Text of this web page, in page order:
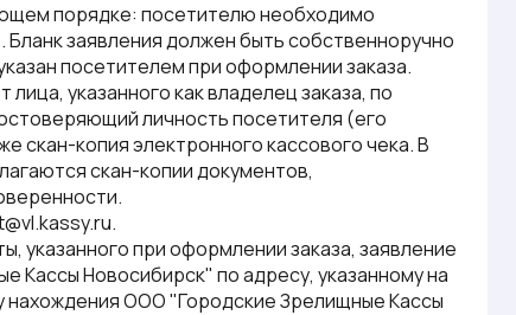
порядке: посетителю необходимо
. Бланк заявления должен быть собственноручно
посетителем при оформлении заказа.
указанного как владелец заказа, по
личность посетителя (его
скан-копия электронного кассового чека. В
скан-копии документов,
указанного при оформлении заказа, заявление
Новосибирск" по адресу, указанному на
нахожденияООО "Городские Зрелищные Кассы